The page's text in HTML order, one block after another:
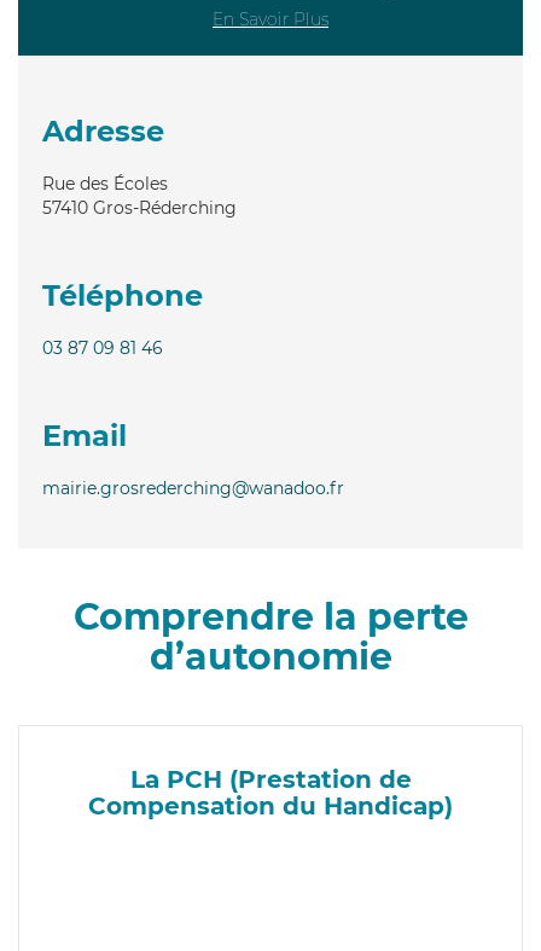
En Savoir Plus
Adresse
Rue des Écoles
57410 Gros-Réderching
Téléphone
03 87 09 81 46
Email
mairie.grosrederching@wanadoo.fr
Comprendre la perte
d’autonomie
La PCH (Prestation de
Compensation du Handicap)